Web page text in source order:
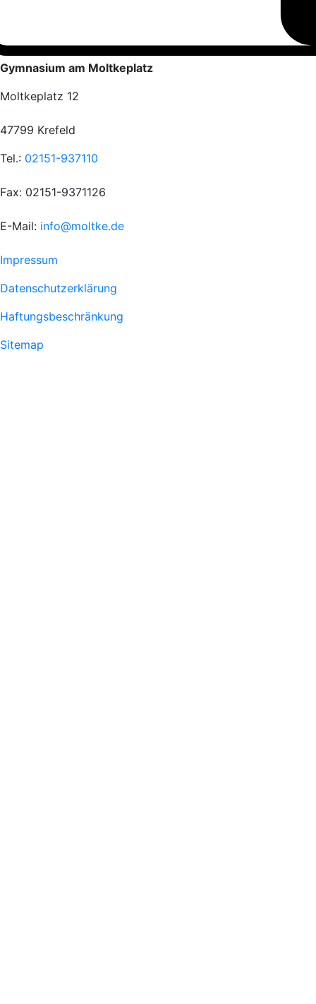
Gymnasium am Moltkeplatz
Moltkeplatz 12
47799 Krefeld
Tel.: 02151-937110
Fax: 02151-9371126
E-Mail: info@moltke.de
Menu
Fußzeile
1
Impressum
Datenschutzerklärung
Haftungsbeschränkung
Sitemap